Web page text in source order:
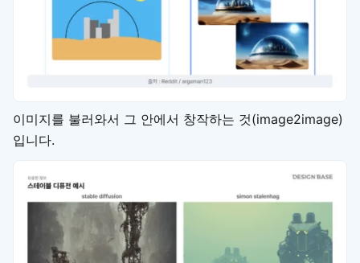
이미지를 불러와서 그 안에서 창작하는 것(image2image)
입니다.